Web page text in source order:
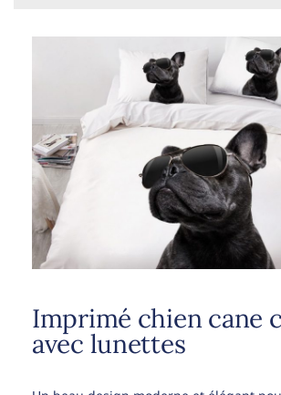
Imprimé chien cane
avec lunettes